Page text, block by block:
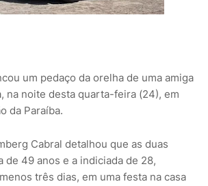
um pedaço da orelha de uma amiga
na noite desta quarta-feira (24), em
da Paraíba.
Cabral detalhou que as duas
de 49 anos e a indiciada de 28,
três dias, em uma festa na casa